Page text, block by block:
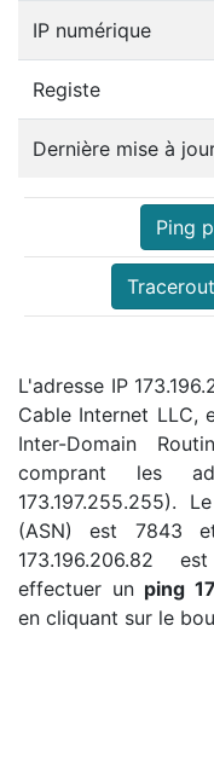
IP numérique
Registe
Dernière mise à
Ping
L'adresse IP
Cable Internet LLC,
Inter-Domain
comprant les
173.197.255.255).
(ASN) est 7843
173.196.206.82
effectuer un ping
en cliquant sur le